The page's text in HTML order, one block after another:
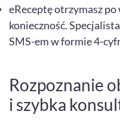
eReceptę otrzymasz
konieczność.
SMS-em w formie 4-
Rozpoznanie
i szybka